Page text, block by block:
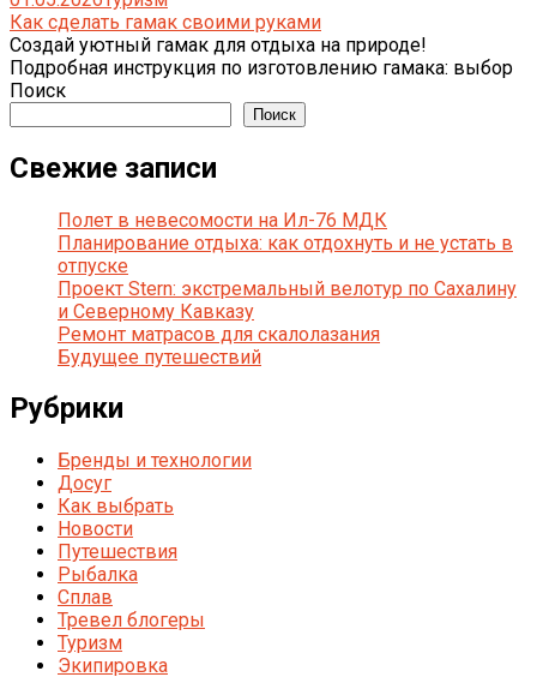
Как сделать гамак своими руками
Создай уютный гамак для отдыха на природе!
Подробная инструкция по изготовлению гамака: выбор
Поиск
Поиск
Свежие записи
Полет в невесомости на Ил-76 МДК
Планирование отдыха: как отдохнуть и не устать в
отпуске
Проект Stern: экстремальный велотур по Сахалину
и Северному Кавказу
Ремонт матрасов для скалолазания
Будущее путешествий
Рубрики
Бренды и технологии
Досуг
Как выбрать
Новости
Путешествия
Рыбалка
Сплав
Тревел блогеры
Туризм
Экипировка